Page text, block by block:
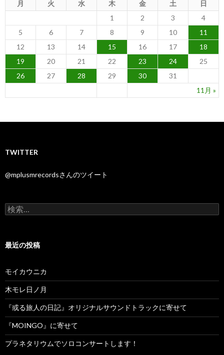
月 火 水 木 金 土 日
11月 »
1 2 3
4
5
6 7 8 9 10
11
12
13 14 15 16 17
18
19
20 21 22 23 24
25
26
27 28 29 30 31
TWITTER
@mplusmrecordsさんのツイート
検
索
最近の投稿
モイカウニカ
木モレ日ノ月
『或る旅人の日記』オリジナルサウンドトラックに寄せて
『MOINGO』に寄せて
プラネタリウムでソロコンサートします！